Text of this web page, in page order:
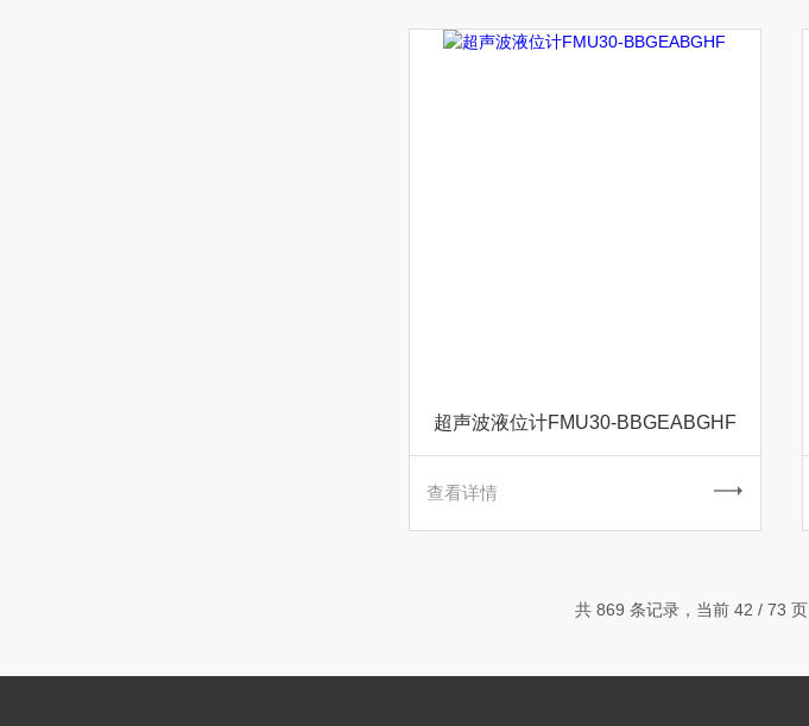
超声波液位计FMU30-BBGEABGHF
查看详情
共 869 条记录，当前 42 / 73 页